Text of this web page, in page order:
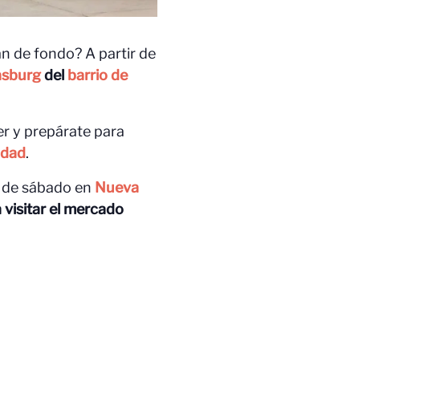
de fondo? A partir de
del barrio de
y prepárate para
.
sábado en Nueva
visitar el mercado